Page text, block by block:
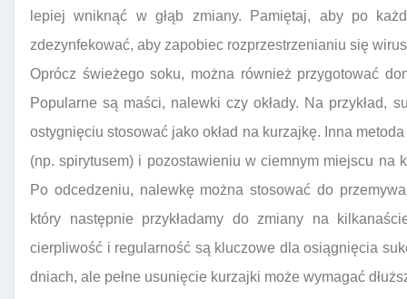
lepiej wniknąć w głąb zmiany. Pamiętaj, aby po
zdezynfekować, aby zapobiec rozprzestrzenianiu się
Oprócz świeżego soku, można również przygotować
Popularne są maści, nalewki czy okłady. Na przykład,
ostygnięciu stosować jako okład na kurzajkę. Inna
(np. spirytusem) i pozostawieniu w ciemnym miejscu na
Po odcedzeniu, nalewkę można stosować do
który następnie przykładamy do zmiany na
cierpliwość i regularność są kluczowe dla osiągnięcia
dniach, ale pełne usunięcie kurzajki może wymagać